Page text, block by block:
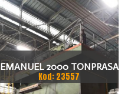
EMANUEL 2000 TONPRASA
HYDRAULICZNA 3200 X
Kod: 23557